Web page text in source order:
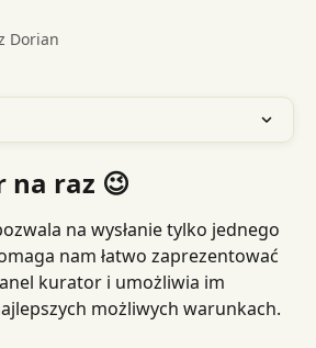
Dorian
na raz 😉
na wysłanie tylko jednego
nam łatwo zaprezentować
kurator i umożliwia im
możliwych warunkach.